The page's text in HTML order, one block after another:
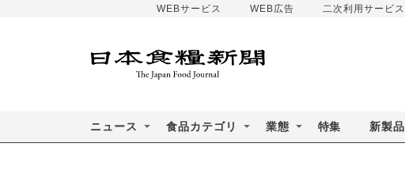
WEBサービス WEB広告 二次利用サービス
ニュース 食品カテゴリ 業態 特集 新製品